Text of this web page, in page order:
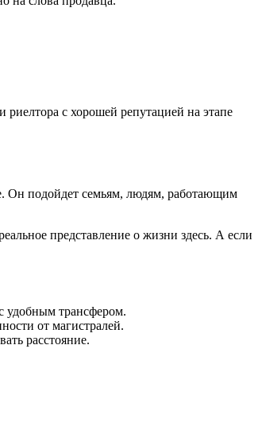
риелтора с хорошей репутацией на этапе
Он подойдет семьям, людям, работающим
представление о жизни здесь. А если
удобным трансфером.
от магистралей.
расстояние.